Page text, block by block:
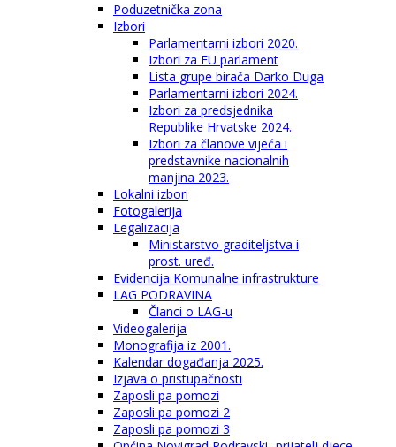
Poduzetnička zona
Izbori
Parlamentarni izbori 2020.
Izbori za EU parlament
Lista grupe birača Darko Duga
Parlamentarni izbori 2024.
Izbori za predsjednika
Republike Hrvatske 2024.
Izbori za članove vijeća i
predstavnike nacionalnih
manjina 2023.
Lokalni izbori
Fotogalerija
Legalizacija
Ministarstvo graditeljstva i
prost. uređ.
Evidencija Komunalne infrastrukture
LAG PODRAVINA
Članci o LAG-u
Videogalerija
Monografija iz 2001.
Kalendar događanja 2025.
Izjava o pristupačnosti
Zaposli pa pomozi
Zaposli pa pomozi 2
Zaposli pa pomozi 3